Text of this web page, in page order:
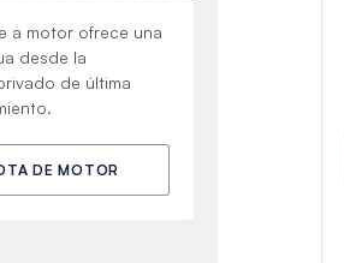
a motor ofrece una
desde la
de última
DE MOTOR